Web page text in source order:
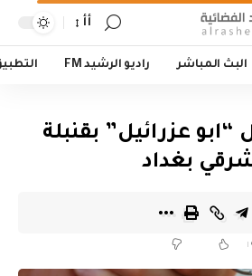
أأ
البث المباشر راديو الرشيد FM
عزرائيل” بقنبلة
بغداد